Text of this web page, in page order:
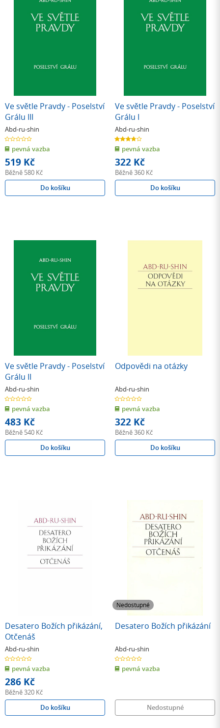
Ve světle Pravdy - Poselství
Grálu III
Abd-ru-shin
0.0
z
5
hvězdiček
pevná vazba
519 Kč
Běžně 580 Kč
Do košíku
Ve světle Pravdy - Poselství
Grálu I
Abd-ru-shin
3.7
z
5
hvězdiček
pevná vazba
322 Kč
Běžně360 Kč
Do košíku
Ve světle Pravdy - Poselství
Grálu II
Abd-ru-shin
0.0
z
5
hvězdiček
pevná vazba
483 Kč
Běžně 540 Kč
Do košíku
Odpovědi na otázky
Abd-ru-shin
0.0
z
5
hvězdiček
pevná vazba
322 Kč
Běžně360 Kč
Do košíku
Desatero Božích přikázání,
Otčenáš
Abd-ru-shin
0.0
z
5
hvězdiček
pevná vazba
286 Kč
Běžně320 Kč
Do košíku
Nedostupné
Desatero Božích přikázání
Abd-ru-shin
0.0
z
5
hvězdiček
pevná vazba
Nedostupné